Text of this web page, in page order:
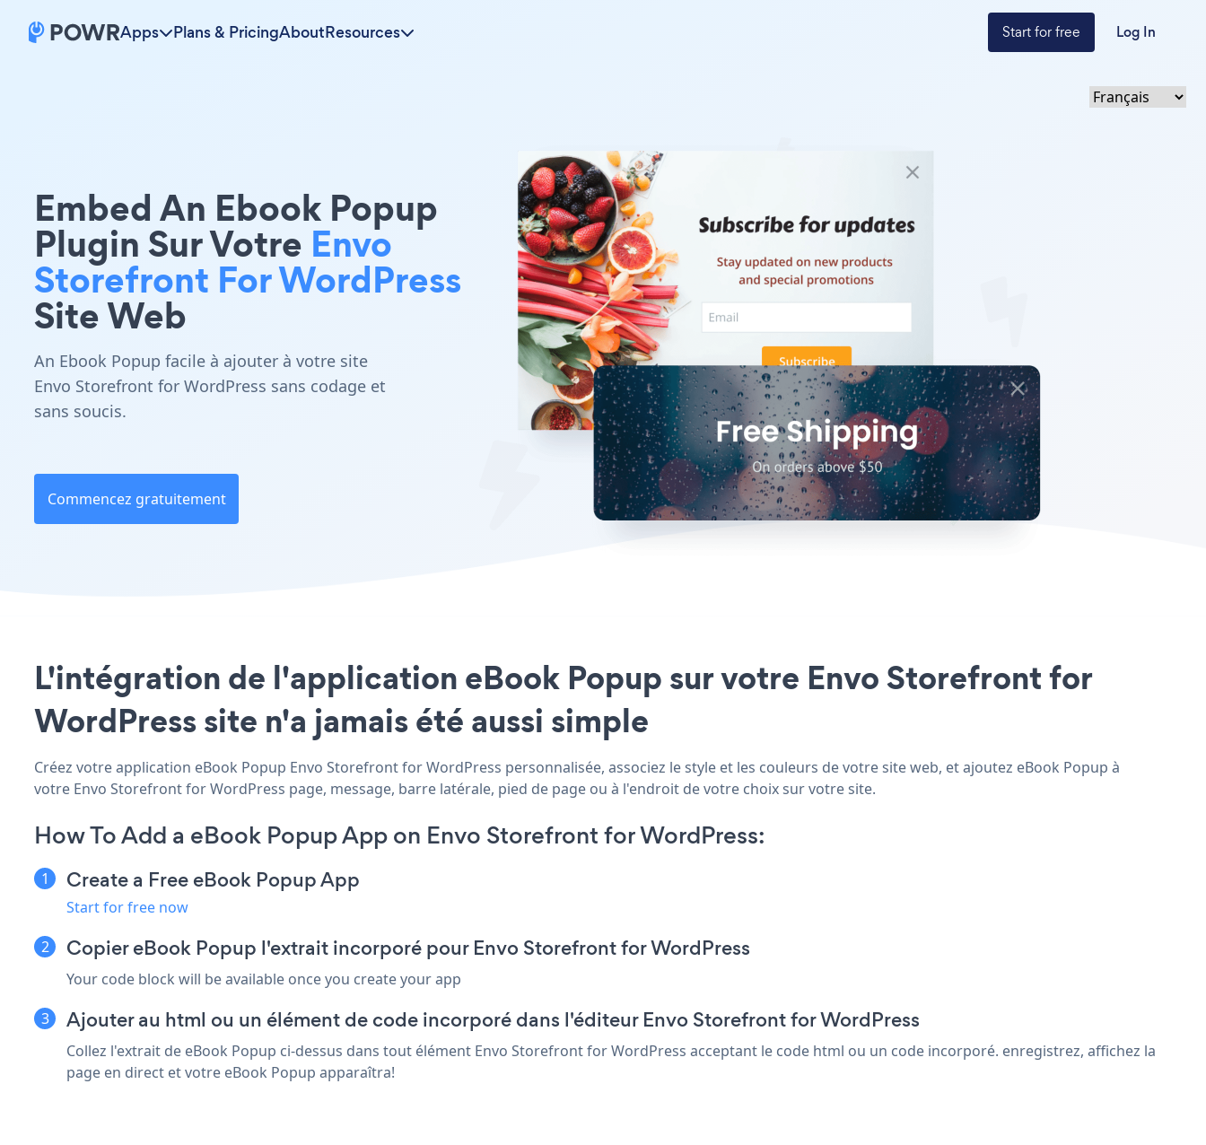
Apps Plans & PricingAboutResources Start for free Log In
Embed An Ebook Popup
Plugin Sur Votre Envo
Storefront For WordPress
Site Web
An Ebook Popup facile à ajouter à votre site
Envo Storefront for WordPress sans codage et
sans soucis.
Commencez gratuitement
L'intégration de l'application eBook Popup sur votre Envo Storefront for
WordPress site n'a jamais été aussi simple
Créez votre application eBook Popup Envo Storefront for WordPress personnalisée, associez le style et les couleurs de votre site web, et ajoutez eBook Popup à
votre Envo Storefront for WordPress page, message, barre latérale, pied de page ou à l'endroit de votre choix sur votre site.
How To Add a eBook Popup App on Envo Storefront for WordPress:
Create a Free eBook Popup App
Start for free now
Copier eBook Popup l'extrait incorporé pour Envo Storefront for WordPress
Your code block will be available once you create your app
Ajouter au html ou un élément de code incorporé dans l'éditeur Envo Storefront for WordPress
Collez l'extrait de eBook Popup ci-dessus dans tout élément Envo Storefront for WordPress acceptant le code html ou un code incorporé. enregistrez, affichez la
page en direct et votre eBook Popup apparaîtra!